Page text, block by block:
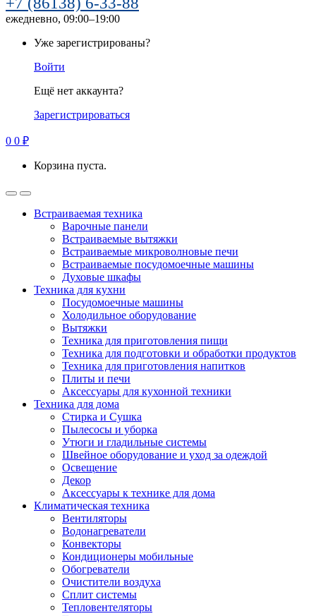
ежедневно, 09:00–19:00
Уже зарегистрированы?
Войти
Ещё нет аккаунта?
Зарегистрироваться
0 0 ₽
Корзина пуста.
Встраиваемая техника
Варочные панели
Встраиваемые вытяжки
Встраиваемые микроволновые печи
Встраиваемые посудомоечные машины
Духовые шкафы
Техника для кухни
Посудомоечные машины
Холодильное оборудование
Вытяжки
Техника для приготовления пищи
Техника для подготовки и обработки продуктов
Техника для приготовления напитков
Плиты и печи
Аксессуары для кухонной техники
Техника для дома
Стирка и Сушка
Пылесосы и уборка
Утюги и гладильные системы
Швейное оборудование и уход за одеждой
Освещение
Декор
Аксессуары к технике для дома
Климатическая техника
Вентиляторы
Водонагреватели
Конвекторы
Кондиционеры мобильные
Обогреватели
Очистители воздуха
Сплит системы
Тепловентеляторы